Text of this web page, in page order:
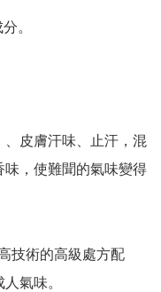
。
皮膚汗味、止汗，混
，使難聞的氣味變得
技術的高級處方配
氣味。